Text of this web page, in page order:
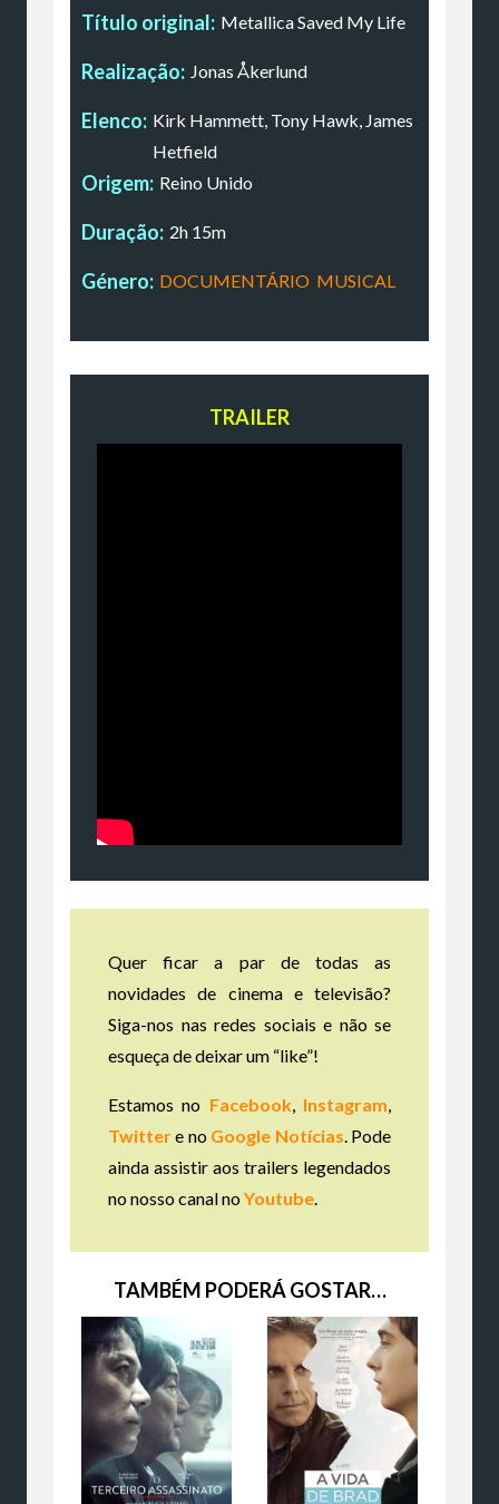
Título original: Metallica Saved My Life
Realização: Jonas Åkerlund
Elenco: Kirk Hammett, Tony Hawk, James
Hetfield
Origem: Reino Unido
Duração: 2h 15m
Género: DOCUMENTÁRIO, MUSICAL
TRAILER
Quer ficar a par de todas as
novidades de cinema e televisão?
Siga-nos nas redes sociais e não se
esqueça de deixar um “like”!
Estamos no Facebook, Instagram
Twittere no Google Notícias . Pode
ainda assistir aos trailers legendados
no nosso canal noYoutube
TAMBÉM PODERÁ GOSTAR…